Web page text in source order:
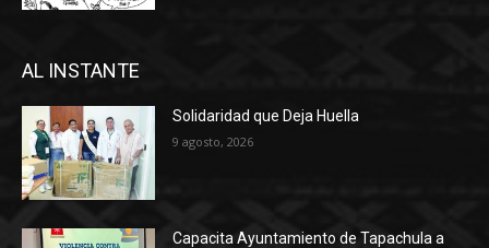
AL INSTANTE
Solidaridad que Deja Huella
9 agosto, 2026
Capacita Ayuntamiento de Tapachula a